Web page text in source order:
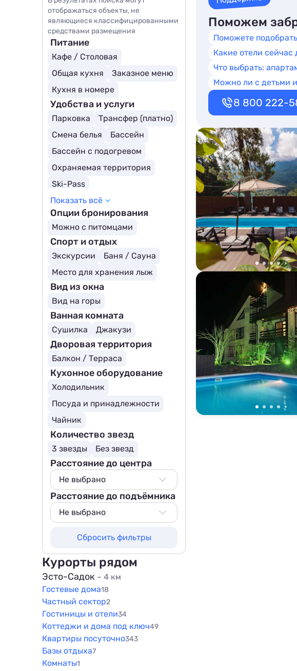
Поможем
Поможете
Какие отели сейчас
Что выбрать:
Можно ли с детьми
8 800 222-
отображаться объекты, не
являющиеся классифицированными
средствами размещения
Питание
Кафе / Столовая
Общая кухня
Заказное меню
Кухня в номере
Удобства и услуги
Парковка
Трансфер (платно)
Смена белья
Бассейн
Бассейн с подогревом
Охраняемая территория
Ski-Pass
Показать всё
Опции бронирования
Можно с питомцами
Спорт и отдых
Экскурсии
Баня / Сауна
Место для хранения лыж
Вид из окна
Вид на горы
Ванная комната
Сушилка Джакузи
Дворовая территория
Балкон / Терраса
Кухонное оборудование
Холодильник
Посуда и принадлежности
Чайник
Количество звезд
3 звезды Без звезд
Расстояние до центра
Не выбрано
Не выбрано
500 м
1000 м
1500 м
Расстояние до подъёмника
Не выбрано
800 м
1000 м
1500 м
Сбросить фильтры
Курорты рядом
Эсто-Садок ~ 4 км
Гостевые дома18
Частный сектор2
Гостиницы и отели34
Коттеджи и дома под ключ49
Квартиры посуточно343
Базы отдыха7
Комнаты1